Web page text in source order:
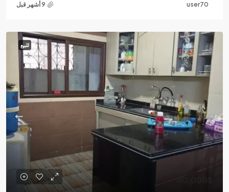
user70
للبيع